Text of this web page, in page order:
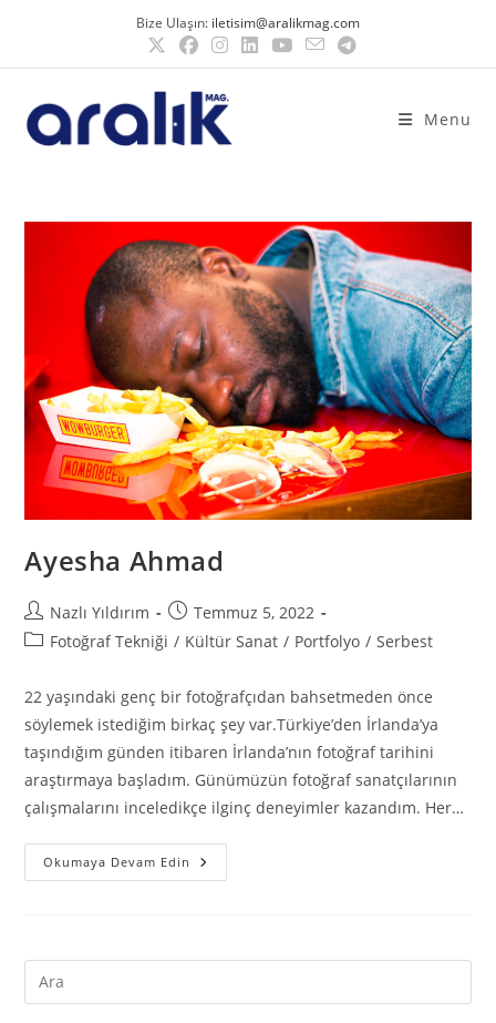
Bize Ulaşın: iletisim@aralikmag.com
Menu
Ayesha Ahmad
Nazlı Yıldırım
Temmuz 5, 2022
Fotoğraf Tekniği / Kültür Sanat / Portfolyo / Serbest
22 yaşındaki genç bir fotoğrafçıdan bahsetmeden önce
söylemek istediğim birkaç şey var.Türkiye’den İrlanda’ya
taşındığım günden itibaren İrlanda’nın fotoğraf tarihini
araştırmaya başladım. Günümüzün fotoğraf sanatçılarının
çalışmalarını inceledikçe ilginç deneyimler kazandım. Her…
Okumaya Devam Edin